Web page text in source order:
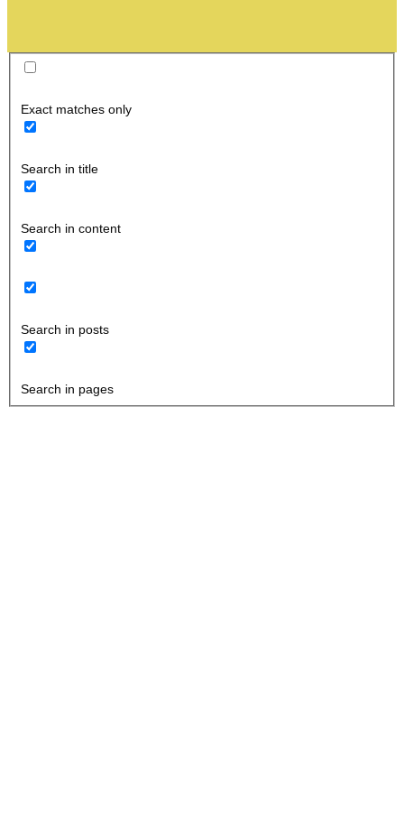
Exact matches only
Search in title
Search in content
Search in posts
Search in pages